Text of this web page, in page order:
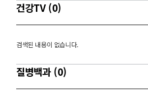
건강TV (0)
검색된 내용이 없습니다.
질병백과 (0)